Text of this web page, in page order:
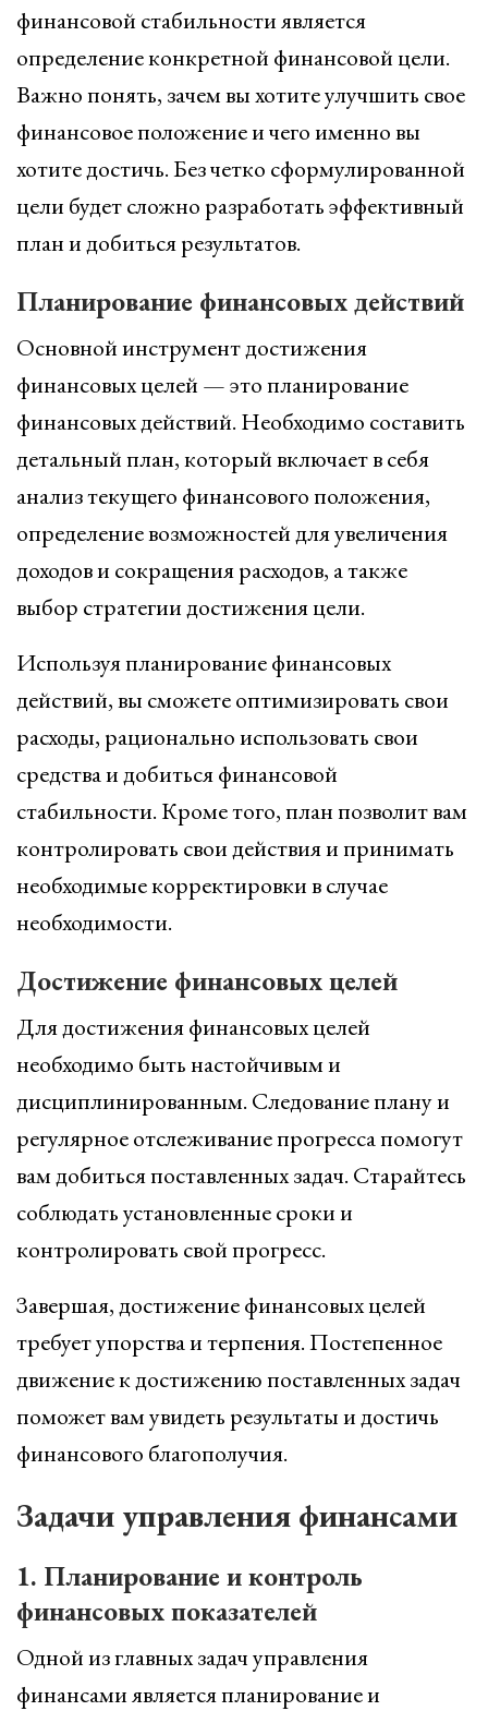
финансовой стабильности является
определение конкретной финансовой цели.
Важно понять, зачем вы хотите улучшить свое
финансовое положение и чего именно вы
хотите достичь. Без четко сформулированной
цели будет сложно разработать эффективный
план и добиться результатов.
Планирование финансовых действий
Основной инструмент достижения
финансовых целей — это планирование
финансовых действий. Необходимо составить
детальный план, который включает в себя
анализ текущего финансового положения,
определение возможностей для увеличения
доходов и сокращения расходов, а также
выбор стратегии достижения цели.
Используя планирование финансовых
действий, вы сможете оптимизировать свои
расходы, рационально использовать свои
средства и добиться финансовой
стабильности. Кроме того, план позволит вам
контролировать свои действия и принимать
необходимые корректировки в случае
необходимости.
Достижение финансовых целей
Для достижения финансовых целей
необходимо быть настойчивым и
дисциплинированным. Следование плану и
регулярное отслеживание прогресса помогут
вам добиться поставленных задач. Старайтесь
соблюдать установленные сроки и
контролировать свой прогресс.
Завершая, достижение финансовых целей
требует упорства и терпения. Постепенное
движение к достижению поставленных задач
поможет вам увидеть результаты и достичь
финансового благополучия.
Задачи управления финансами
1. Планирование и контроль
финансовых показателей
Одной из главных задач управления
финансами является планирование и